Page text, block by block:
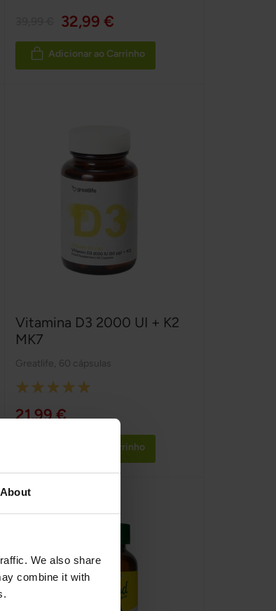
About
We also share
combine it with
32,99 €
Adicionar ao Carrinho
Vitamina D3 2000 UI + K2
MK7
Greatlife 60 cápsulas
Rating:
100%
21,99 €
Adicionar ao Carrinho